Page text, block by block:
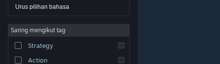
© Valve Corporation. Hak cipta terpelihara. Semua
tanda dagangan ialah hak milik pemilik masing-masing
Perundangan|Accessibility
Steam| Bayaran balik
Urus pilihan bahasa
Saring mengikut tag
Strategy
Action